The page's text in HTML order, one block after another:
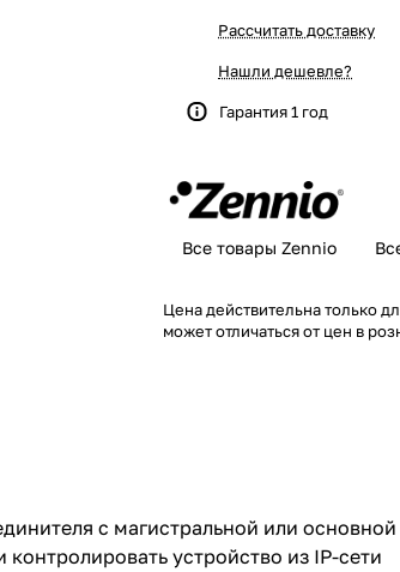
Рассчитать доставку
Нашли дешевле?
Гарантия 1 год
Все товары Zennio
Цена действительна только
может отличаться от цен в
с магистральной или основной
устройство из IP-сети